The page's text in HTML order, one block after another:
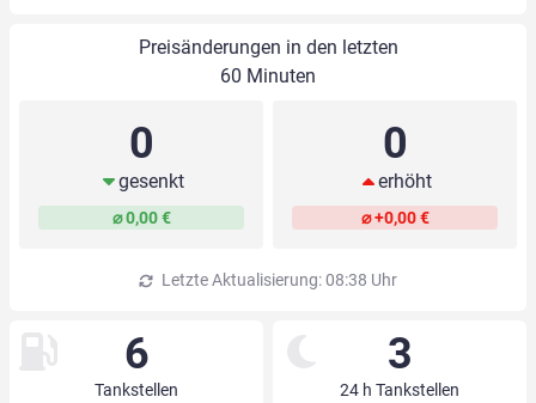
Preisänderungen in den letzten
60 Minuten
0
gesenkt
⌀ 0,00 €
0
erhöht
⌀ +0,00 €
Letzte Aktualisierung: 08:38 Uhr
6
Tankstellen
3
24 h Tankstellen